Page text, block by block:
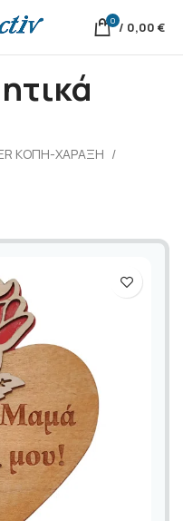
0 / 0,00 €
ΚΟΠΗ-ΧΑΡΑΞΗ